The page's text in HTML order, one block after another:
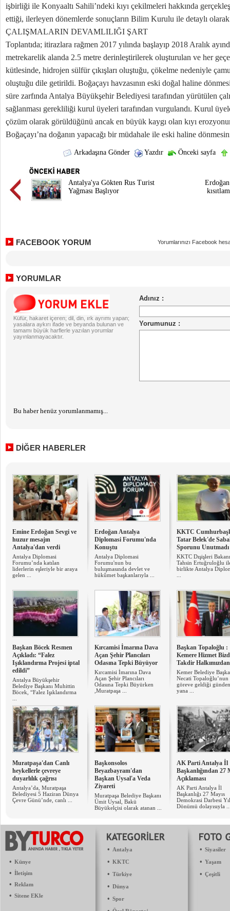
işbirliği ile Konyaaltı Sahili’ndeki kıyı çekilmeleri hakkında
ettiği, ilerleyen dönemlerde sonuçların Bilim Kurulu ile detaylı
ÇALIŞMALARIN DEVAMLILIĞI ŞART
Toplantıda; itirazlara rağmen 2017 yılında başlayıp 2018 Aralık
metrekarelik alanda 2.5 metre derinleştirilerek oluşturulan ve her
kütlesinde, hidrojen sülfür çıkışları oluştuğu, çökelme nedeniyle
oluştuğu dile getirildi. Boğaçayı havzasının eski doğal haline
süre zarfında Antalya Büyükşehir Belediyesi tarafından yürütülen
sağlanması gerekliliği kurul üyeleri tarafından vurgulandı. Kurul
çözüm olarak görüldüğünü ancak en büyük kaygı olan kıyı
Boğaçayı’na doğanın yapacağı bir müdahale ile eski haline
Arkadaşına Gönder Yazdır Önceki sayfa
Antalya'ya Gökten Rus Turist
Yağması Başlıyor
FACEBOOK YORUM Yorumlarınızı Facebook
YORUMLAR
Küfür, hakaret içeren; dil, din, ırk ayrımı yapan;
yasalara aykırı ifade ve beyanda bulunan ve
tamamı büyük harflerle yazılan yorumlar
yayınlanmayacaktır.
Bu haber henüz yorumlanmamış...
DİĞER HABERLER
Emine Erdoğan Sevgi ve
huzur mesajın
Antalya'dan verdi
Antalya Diplomasi
Forumu’nda katılan
liderlerin eşleriyle bir araya
gelen ...
Erdoğan Antalya
Diplomasi Forumu'nda
Konuştu
Antalya Diplomasi
Forumu'nun bu
buluşmasında devlet ve
hükûmet başkanlarıyla ...
KKTC
Tatar Belek'de
Sporunu Unutmadı
KKTC Dışişleri Bakanı
Tahsin Ertuğruloğlu
birlikte Antalya
Başkan Böcek Resmen
Açıkladı: “Falez
Işıklandırma Projesi iptal
edildi”
Antalya Büyükşehir
Belediye Başkanı Muhittin
Böcek, “Falez Işıklandırma
Kırcamisi İmarına Dava
Açan Şehir Plancıları
Odasına Tepki Büyüyor
Kırcamisi İmarına Dava
Açan Şehir Plancıları
Odasına Tepki Büyürken
,Muratpaşa ...
Başkan Topaloğlu :
Kemere Hizmet
Takdir Halkımızdan
Kemer Belediye
Necati Topaloğlu’nun
göreve geldiği
yana ...
Muratpaşa'dan Canlı
heykellerle çevreye
duyarlılık çağrısı
Antalya’da, Muratpaşa
Belediyesi 5 Haziran Dünya
Çevre Günü’nde, canlı ...
Başkonsolos
Beyazbayram'dan
Başkan Uysal'a Veda
Ziyareti
Muratpaşa Belediye Başkanı
Ümit Uysal, Bakü
Büyükelçisi olarak atanan ...
AK Parti Antalya İl
Başkanlığından 27
Açıklaması
AK Parti Antalya İl
Başkanlığı 27 Mayıs
Demokrasi Darbesi Yıl
Dönümü dolayısıyla
• Künye
• İletişim
• Reklam
• Sitene EKle
• Antalya
• KKTC
• Türkiye
• Dünya
• Spor
• Siyasiler
• Yaşam
• Çeşitli